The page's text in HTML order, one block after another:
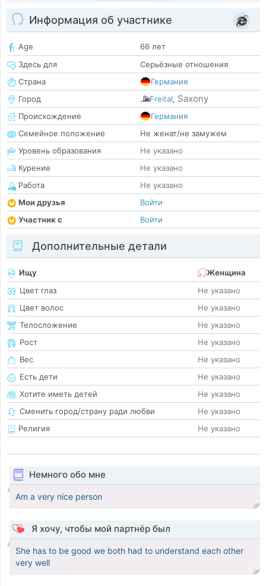
Информация об участнике
Age
66 лет
Здесь для
Серьёзные отношения
Страна
Германия
Город
Freital, Saxony
Происхождение
Германия
Семейное положение
Не женат/не замужем
Уровень образования
Не указано
Курение
Не указано
Работа
Не указано
Мои друзья
Войти
Участник с
Войти
Дополнительные детали
Ищу
Женщина
Цвет глаз
Не указано
Цвет волос
Не указано
Телосложение
Не указано
Рост
Не указано
Вес
Не указано
Есть дети
Не указано
Хотите иметь детей
Не указано
Сменить город/страну ради любви
Не указано
Религия
Не указано
Немного обо мне
Am a very nice person
Я хочу, чтобы мой партнёр был
She has to be good we both had to understand each other
very well